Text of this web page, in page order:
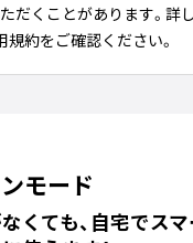
だくことがあります。詳
規約をご確認ください。
モード
くても、自宅でス